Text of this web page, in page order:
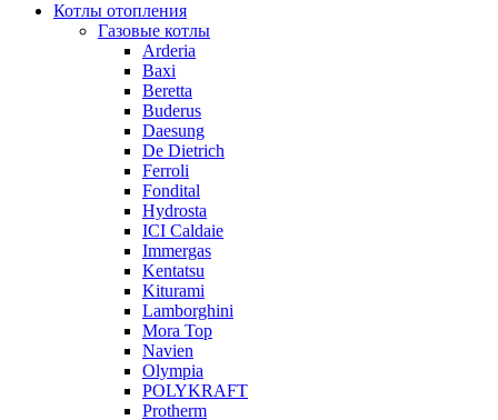
Котлы отопления
Газовые котлы
Arderia
Baxi
Beretta
Buderus
Daesung
De Dietrich
Ferroli
Fondital
Hydrosta
ICI Caldaie
Immergas
Kentatsu
Kiturami
Lamborghini
Mora Top
Navien
Olympia
POLYKRAFT
Protherm